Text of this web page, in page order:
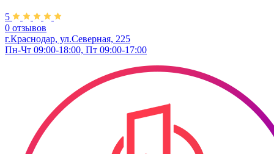
5
0 отзывов
г.Краснодар, ул.​Северная, 225
Пн-Чт 09:00-18:00, Пт 09:00-17:00